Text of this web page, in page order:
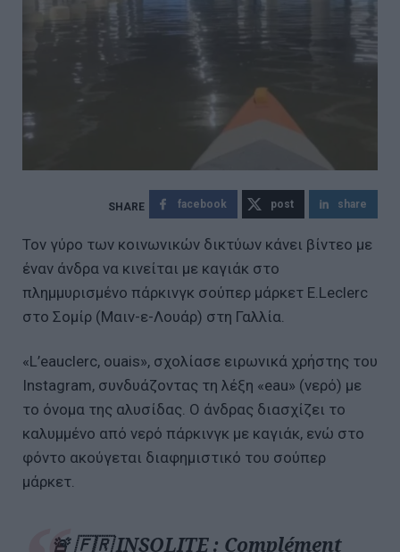
facebook post share
Τον γύρο των κοινωνικών δικτύων κάνει βίντεο με
έναν άνδρα να κινείται με καγιάκ στο
πλημμυρισμένο πάρκινγκ σούπερ μάρκετ E.Leclerc
στο Σομίρ (Μαιν-ε-Λουάρ) στη Γαλλία.
«L’eauclerc, ouais», σχολίασε ειρωνικά χρήστης του
Instagram, συνδυάζοντας τη λέξη «eau» (νερό) με
το όνομα της αλυσίδας. Ο άνδρας διασχίζει το
καλυμμένο από νερό πάρκινγκ με καγιάκ, ενώ στο
φόντο ακούγεται διαφημιστικό του σούπερ
μάρκετ.
🚨 🇫🇷 INSOLITE : Complément